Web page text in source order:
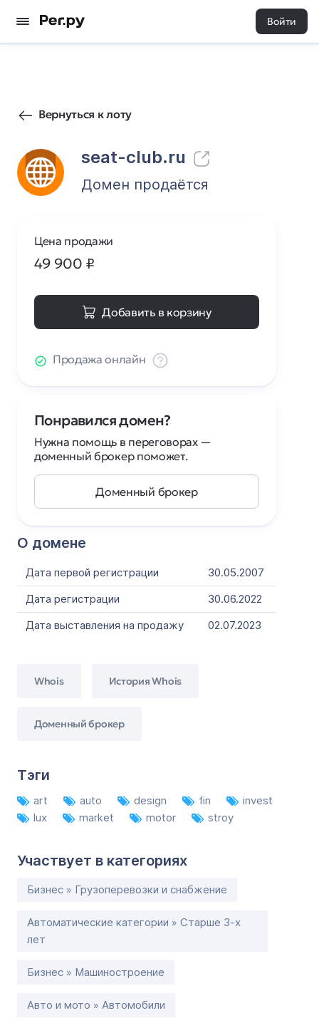
Войти
Вернуться к лоту
seat-club.ru
1113 0
Домен продаётся
О домене
Дата первой регистрации
30.05.2007
Дата регистрации
30.06.2022
Дата выставления на продажу
02.07.2023
Whois История Whois
Доменный брокер
Тэги
art auto design fin
invest
lux
market motor stroy
Участвует в категориях
Бизнес » Грузоперевозки и снабжение
Автоматические категории » Старше 3-х
лет
Бизнес » Машиностроение
Авто и мото » Автомобили
Цена продажи
49 900 ₽
Добавить в корзину
Продажа онлайн
Понравился домен?
Нужна помощь в переговорах —
доменный брокер поможет.
Доменный брокер